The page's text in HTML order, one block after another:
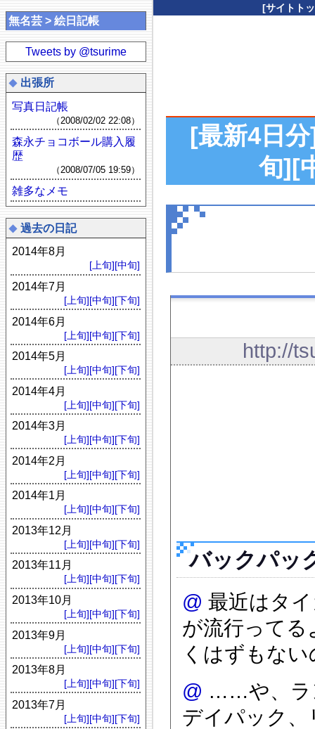
[サイトト
[最新4日
旬][
http://
バックパッ
@ 最近はタ
が流行って
くはずもな
@ ……や、ラ
デイパック
無名芸 > 絵日記帳
Tweets by @tsurime
出張所
写真日記帳
（2008/02/02 22:08）
森永チョコボール購入履
歴
（2008/07/05 19:59）
雑多なメモ
過去の日記
2014年8月
[上旬][中旬]
2014年7月
[上旬][中旬][下旬]
2014年6月
[上旬][中旬][下旬]
2014年5月
[上旬][中旬][下旬]
2014年4月
[上旬][中旬][下旬]
2014年3月
[上旬][中旬][下旬]
2014年2月
[上旬][中旬][下旬]
2014年1月
[上旬][中旬][下旬]
2013年12月
[上旬][中旬][下旬]
2013年11月
[上旬][中旬][下旬]
2013年10月
[上旬][中旬][下旬]
2013年9月
[上旬][中旬][下旬]
2013年8月
[上旬][中旬][下旬]
2013年7月
[上旬][中旬][下旬]